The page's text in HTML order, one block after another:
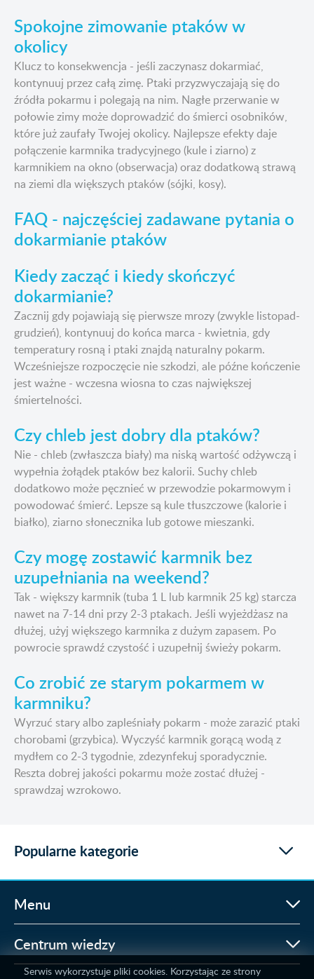
Spokojne zimowanie ptaków w
okolicy
Klucz to konsekwencja - jeśli zaczynasz dokarmiać,
kontynuuj przez całą zimę. Ptaki przyzwyczajają się do
źródła pokarmu i polegają na nim. Nagłe przerwanie w
połowie zimy może doprowadzić do śmierci osobników,
które już zaufały Twojej okolicy. Najlepsze efekty daje
połączenie karmnika tradycyjnego (kule i ziarno) z
karmnikiem na okno (obserwacja) oraz dodatkową strawą
na ziemi dla większych ptaków (sójki, kosy).
FAQ - najczęściej zadawane pytania o
dokarmianie ptaków
Kiedy zacząć i kiedy skończyć
dokarmianie?
Zacznij gdy pojawiają się pierwsze mrozy (zwykle listopad-
grudzień), kontynuuj do końca marca - kwietnia, gdy
temperatury rosną i ptaki znajdą naturalny pokarm.
Wcześniejsze rozpoczęcie nie szkodzi, ale późne kończenie
jest ważne - wczesna wiosna to czas największej
śmiertelności.
Czy chleb jest dobry dla ptaków?
Nie - chleb (zwłaszcza biały) ma niską wartość odżywczą i
wypełnia żołądek ptaków bez kalorii. Suchy chleb
dodatkowo może pęcznieć w przewodzie pokarmowym i
powodować śmierć. Lepsze są kule tłuszczowe (kalorie i
białko), ziarno słonecznika lub gotowe mieszanki.
Czy mogę zostawić karmnik bez
uzupełniania na weekend?
Tak - większy karmnik (tuba 1 L lub karmnik 25 kg) starcza
nawet na 7-14 dni przy 2-3 ptakach. Jeśli wyjeżdżasz na
dłużej, użyj większego karmnika z dużym zapasem. Po
powrocie sprawdź czystość i uzupełnij świeży pokarm.
Co zrobić ze starym pokarmem w
karmniku?
Wyrzuć stary albo zapleśniały pokarm - może zarazić ptaki
chorobami (grzybica). Wyczyść karmnik gorącą wodą z
mydłem co 2-3 tygodnie, zdezynfekuj sporadycznie.
Reszta dobrej jakości pokarmu może zostać dłużej -
sprawdzaj wzrokowo.
Popularne kategorie
Menu
Centrum wiedzy
Serwis wykorzystuje pliki cookies. Korzystając ze strony